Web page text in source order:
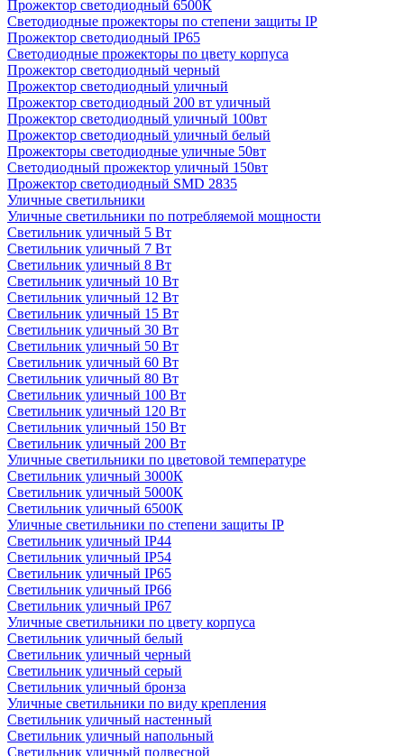
Прожектор светодиодный 6500К
Светодиодные прожекторы по степени защиты IP
Прожектор светодиодный IP65
Светодиодные прожекторы по цвету корпуса
Прожектор светодиодный черный
Прожектор светодиодный уличный
Прожектор светодиодный 200 вт уличный
Прожектор светодиодный уличный 100вт
Прожектор светодиодный уличный белый
Прожекторы светодиодные уличные 50вт
Светодиодный прожектор уличный 150вт
Прожектор светодиодный SMD 2835
Уличные светильники
Уличные светильники по потребляемой мощности
Светильник уличный 5 Вт
Светильник уличный 7 Вт
Светильник уличный 8 Вт
Светильник уличный 10 Вт
Светильник уличный 12 Вт
Светильник уличный 15 Вт
Светильник уличный 30 Вт
Светильник уличный 50 Вт
Светильник уличный 60 Вт
Светильник уличный 80 Вт
Светильник уличный 100 Вт
Светильник уличный 120 Вт
Светильник уличный 150 Вт
Светильник уличный 200 Вт
Уличные светильники по цветовой температуре
Cветильник уличный 3000К
Cветильник уличный 5000К
Cветильник уличный 6500К
Уличные светильники по степени защиты IP
Светильник уличный IP44
Светильник уличный IP54
Светильник уличный IP65
Светильник уличный IP66
Светильник уличный IP67
Уличные светильники по цвету корпуса
Светильник уличный белый
Светильник уличный черный
Светильник уличный серый
Светильник уличный бронза
Уличные светильники по виду крепления
Светильник уличный настенный
Светильник уличный напольный
Светильник уличный подвесной